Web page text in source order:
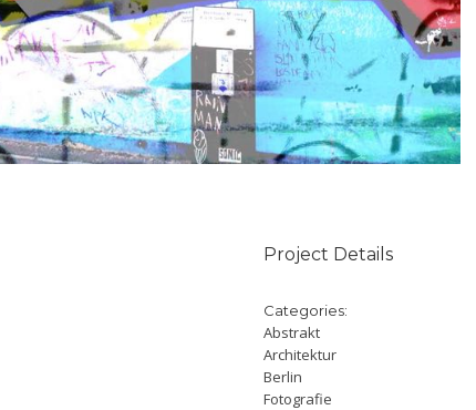
Project Details
Categories:
Abstrakt
Architektur
Berlin
Fotografie